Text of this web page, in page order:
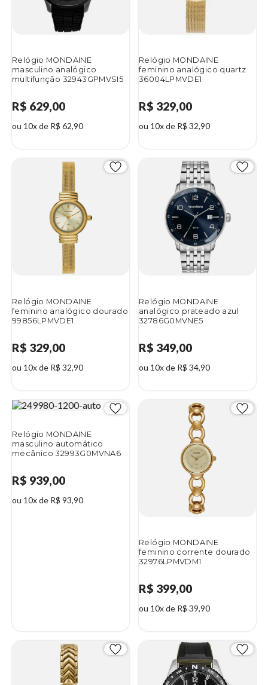
Relógio MONDAINE
masculino analógico
multifunção 32943GPMVSI5
R$ 629,00
ou 10x de R$ 62,90
Relógio MONDAINE
feminino analógico quartz
36004LPMVDE1
R$ 329,00
ou 10x de R$ 32,90
Relógio MONDAINE
feminino analógico dourado
99856LPMVDE1
R$ 329,00
ou 10x de R$ 32,90
Relógio MONDAINE
analógico prateado azul
32786G0MVNE5
R$ 349,00
ou 10x de R$ 34,90
Relógio MONDAINE
masculino automático
mecânico 32993G0MVNA6
R$ 939,00
ou 10x de R$ 93,90
Relógio MONDAINE
feminino corrente dourado
32976LPMVDM1
R$ 399,00
ou 10x de R$ 39,90